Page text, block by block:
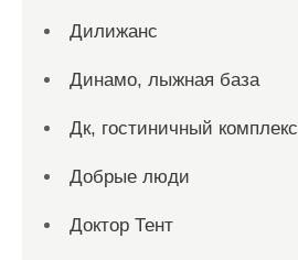
Дилижанс
Динамо, лыжная база
Дк, гостиничный комплекс
Добрые люди
Доктор Тент